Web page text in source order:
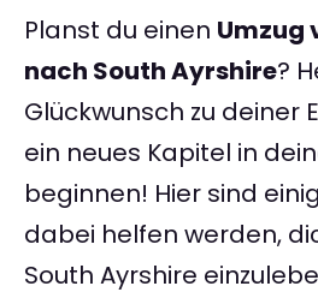
Planst du einen Umzug
nach South Ayrshire?
Glückwunsch zu deiner
ein neues Kapitel in
beginnen! Hier sind
dabei helfen werden,
South Ayrshire